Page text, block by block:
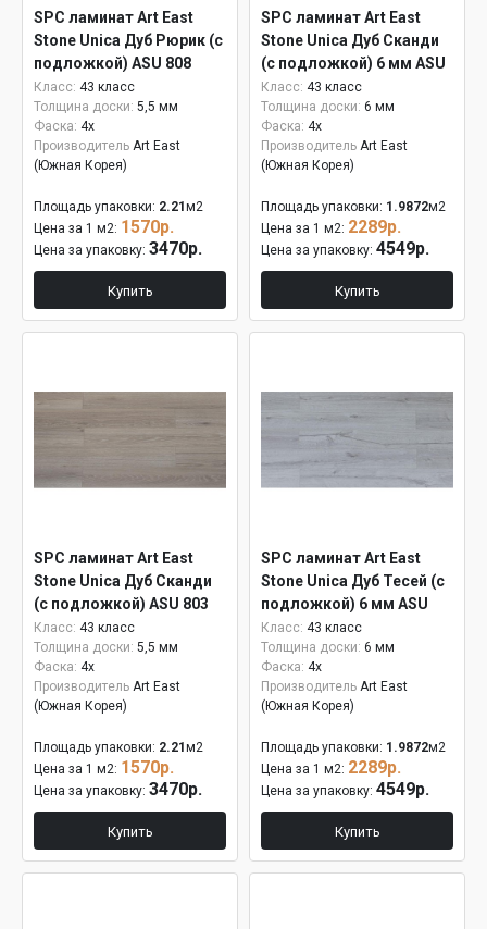
SPC ламинат Art East
Stone Unica Дуб Рюрик (с
подложкой) ASU 808
Класс: 43 класс
Толщина доски: 5,5 мм
Фаска: 4x
Производитель Art East
(Южная Корея)
Площадь упаковки: 2.21 м2
Цена за 1 м2: 1570р.
Цена за упаковку: 3470р.
Купить
SPC ламинат Art East
Stone Unica Дуб Сканди
(с подложкой) 6 мм ASU
803
Класс: 43 класс
Толщина доски: 6 мм
Фаска: 4x
Производитель Art East
(Южная Корея)
Площадь упаковки: 1.9872м2
Цена за 1 м2: 2289р.
Цена за упаковку: 4549р.
Купить
SPC ламинат Art East
Stone Unica Дуб Сканди
(с подложкой) ASU 803
Класс: 43 класс
Толщина доски: 5,5 мм
Фаска: 4x
Производитель Art East
(Южная Корея)
Площадь упаковки: 2.21 м2
Цена за 1 м2: 1570р.
Цена за упаковку: 3470р.
Купить
SPC ламинат Art East
Stone Unica Дуб Тесей (с
подложкой) 6 мм ASU
809
Класс: 43 класс
Толщина доски: 6 мм
Фаска: 4x
Производитель Art East
(Южная Корея)
Площадь упаковки: 1.9872м2
Цена за 1 м2: 2289р.
Цена за упаковку: 4549р.
Купить